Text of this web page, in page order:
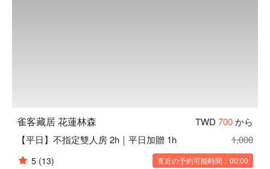
雀客藏居 花蓮林森 TWD 700から
【平日】不指定雙人房 2h｜平日加贈 1h
1,000
5 (13) 直近の予約可能時間：00:00